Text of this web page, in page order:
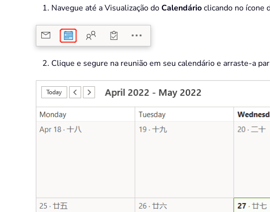
1. Navegue até a Visualização doCalendárioclicando no ícone
2. Clique e segure na reunião em seu calendário e arraste-a